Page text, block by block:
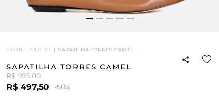
HOME OUTLET SAPATILHA TORRES CAMEL
SAPATILHA TORRES CAMEL
R$ 995,00
R$ 497,50 -50%